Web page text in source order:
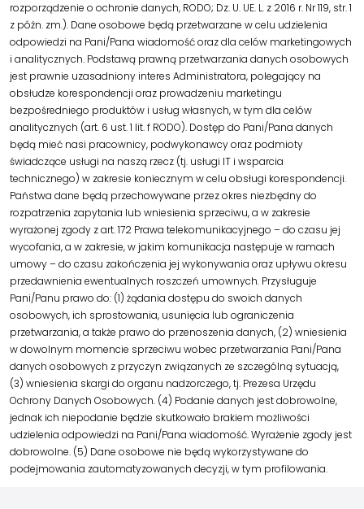
rozporządzenie o ochronie danych, RODO; Dz. U. UE. L. z 2016 r. Nr 119, str. 1
z późn. zm.). Dane osobowe będą przetwarzane w celu udzielenia
odpowiedzi na Pani/Pana wiadomość oraz dla celów marketingowych
i analitycznych. Podstawą prawną przetwarzania danych osobowych
jest prawnie uzasadniony interes Administratora, polegający na
obsłudze korespondencji oraz prowadzeniu marketingu
bezpośredniego produktów i usług własnych, w tym dla celów
analitycznych (art. 6 ust. 1 lit. f RODO). Dostęp do Pani/Pana danych
będą mieć nasi pracownicy, podwykonawcy oraz podmioty
świadczące usługi na naszą rzecz (tj. usługi IT i wsparcia
technicznego) w zakresie koniecznym w celu obsługi korespondencji.
Państwa dane będą przechowywane przez okres niezbędny do
rozpatrzenia zapytania lub wniesienia sprzeciwu, a w zakresie
wyrażonej zgody z art. 172 Prawa telekomunikacyjnego – do czasu jej
wycofania, a w zakresie, w jakim komunikacja następuje w ramach
umowy – do czasu zakończenia jej wykonywania oraz upływu okresu
przedawnienia ewentualnych roszczeń umownych. Przysługuje
Pani/Panu prawo do: (1) żądania dostępu do swoich danych
osobowych, ich sprostowania, usunięcia lub ograniczenia
przetwarzania, a także prawo do przenoszenia danych, (2) wniesienia
w dowolnym momencie sprzeciwu wobec przetwarzania Pani/Pana
danych osobowych z przyczyn związanych ze szczególną sytuacją,
(3) wniesienia skargi do organu nadzorczego, tj. Prezesa Urzędu
Ochrony Danych Osobowych. (4) Podanie danych jest dobrowolne,
jednak ich niepodanie będzie skutkowało brakiem możliwości
udzielenia odpowiedzi na Pani/Pana wiadomość. Wyrażenie zgody jest
dobrowolne. (5) Dane osobowe nie będą wykorzystywane do
podejmowania zautomatyzowanych decyzji, w tym profilowania.